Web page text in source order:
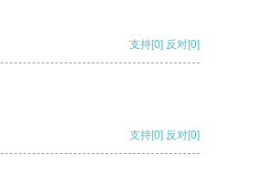
支持[0] 反对[0]
支持[0] 反对[0]